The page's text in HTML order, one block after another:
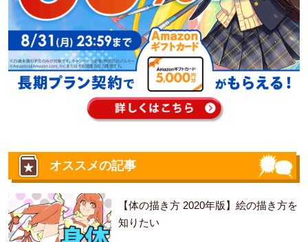
オススメの記事
【体の描き方 2020年版】絵の描き方を
知りたい